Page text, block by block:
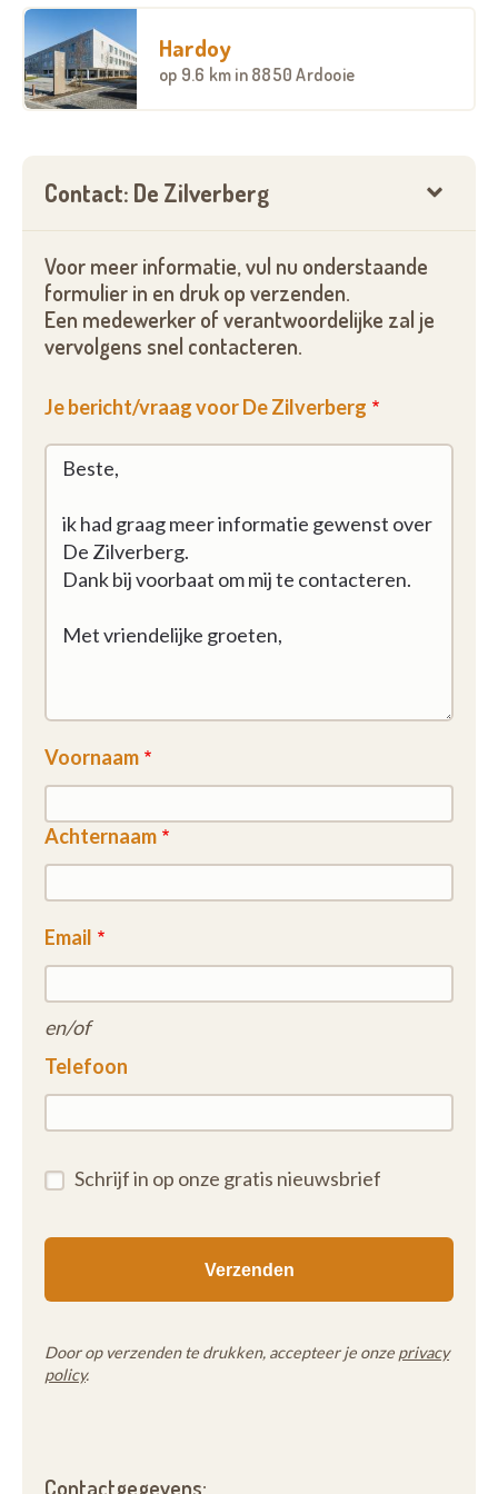
vinden van de activiteiten binnen De Zilverberg.
Hardoy
op 9.6 km in 8850 Ardooie
Contact: De Zilverberg
Voor meer informatie, vul nu onderstaande
formulier in en druk op verzenden.
Een medewerker of verantwoordelijke zal je
vervolgens snel contacteren.
Je bericht/vraag voor De Zilverberg
Voornaam
Achternaam
Email
en/of
Telefoon
Schrijf in op onze gratis nieuwsbrief
Door op verzenden te drukken, accepteer je onze privacy
policy.
Contactgegevens: